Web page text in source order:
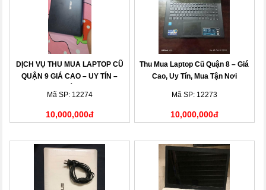
DỊCH VỤ THU MUA LAPTOP CŨ
QUẬN 9 GIÁ CAO – UY TÍN –
Mã SP: 12274
10,000,000đ
Thu Mua Laptop Cũ Quận 8 – Giá
Cao, Uy Tín, Mua Tận Nơi
Mã SP: 12273
10,000,000đ